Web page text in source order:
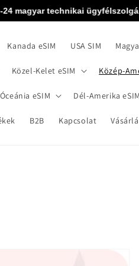
magyar technikai
Kanada eSIM USA SIM
Közel-Kelet eSIM Közép-
eSIM Dél-Amerika eSIM
B2B Kapcsolat